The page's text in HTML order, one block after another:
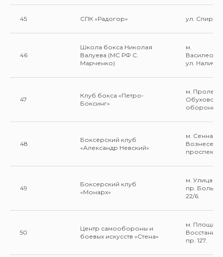
45 СПК «Радогор» ул. Спирина
46
Школа бокса Николая
Валуева (МС РФ С.
Марченко)
м.
ул.
47
Клуб бокса «Петро-
Боксинг»
м.
обороны
48
Боксёрский клуб
«Александр Невский»
м. Сенная
проспект
49
Боксерский клуб
«Монарх»
м. Улица
пр.
22/6.
50
Центр самообороны и
боевых искусств «Стена»
м. Площадь
Восстания
пр. 127.